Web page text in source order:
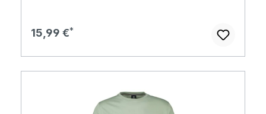
Regulärer Preis:
15,99 €